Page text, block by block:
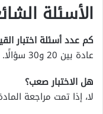
الأسئلة
كم عدد أسئلة اختبار
عادة بين 20 و30 سؤالًا.
هل الاختبار صعب؟
لا، إذا تمت مراجعة